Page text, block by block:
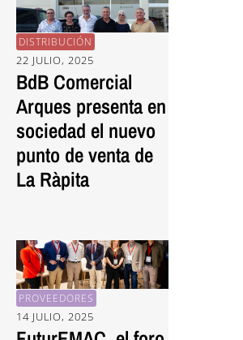
DISTRIBUCIÓN
22 JULIO, 2025
BdB Comercial
Arques presenta en
sociedad el nuevo
punto de venta de
La Ràpita
PROVEEDORES
14 JULIO, 2025